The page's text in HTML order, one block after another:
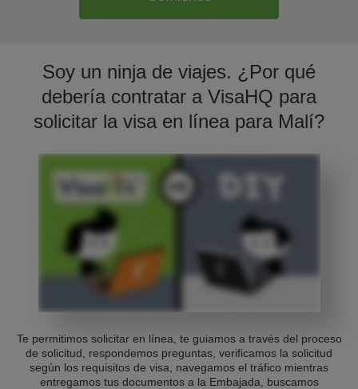
Soy un ninja de viajes. ¿Por qué
debería contratar a VisaHQ para
solicitar la visa en línea para Malí?
Te permitimos solicitar en línea, te guiamos a través del proceso
de solicitud, respondemos preguntas, verificamos la solicitud
según los requisitos de visa, navegamos el tráfico mientras
entregamos tus documentos a la Embajada, buscamos